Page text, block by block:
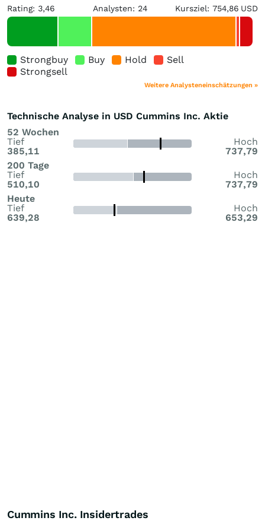
Rating: 3,46 Analysten: 24 Kursziel: 754,86 USD
Strongbuy Buy Hold
Sell
Strongsell
Weitere Analysteneinschätzungen »
Technische Analyse in USD Cummins Inc. Aktie
52 Wochen
Tief
385,11
Hoch
737,79
200 Tage
Tief
510,10
Hoch
737,79
Heute
Tief
639,28
Hoch
653,29
Cummins Inc. Insidertrades